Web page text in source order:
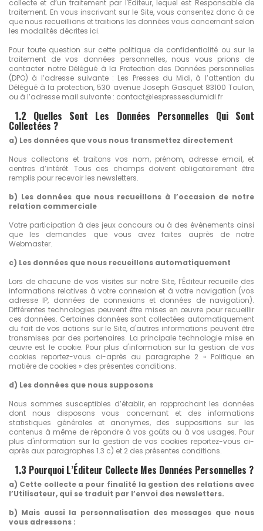
collecte et d’un traitement par l'Éditeur, lequel est Responsable de
traitement. En vous inscrivant sur le Site, vous consentez donc à ce
que nous recueillions et traitions les données vous concernant selon
les modalités décrites ici.
Pour toute question sur cette politique de confidentialité ou sur le
traitement de vos données personnelles, nous vous prions de
contacter notre Délégué à la Protection des Données personnelles
(DPO) à l’adresse suivante : Les Presses du Midi, à l’attention du
Délégué à la protection, 530 avenue Joseph Gasquet 83100 Toulon,
ou à l’adresse mail suivante : contact@lespressesdumidi.fr
1.2 Quelles Sont Les Données Personnelles Qui Sont
Collectées ?
a) Les données que vous nous transmettez directement
Nous collectons et traitons vos nom, prénom, adresse email, et
centres d’intérêt. Tous ces champs doivent obligatoirement être
remplis pour recevoir les newsletters.
b) Les données que nous recueillons à l’occasion de notre
relation commerciale
Votre participation à des jeux concours ou à des événements ainsi
que les demandes que vous avez faites auprès de notre
Webmaster.
c) Les données que nous recueillons automatiquement
Lors de chacune de vos visites sur notre Site, l’Éditeur recueille des
informations relatives à votre connexion et à votre navigation (vos
adresse IP, données de connexions et données de navigation).
Différentes technologies peuvent être mises en œuvre pour recueillir
ces données. Certaines données sont collectées automatiquement
du fait de vos actions sur le Site, d'autres informations peuvent être
transmises par des partenaires. La principale technologie mise en
œuvre est le cookie. Pour plus d'information sur la gestion de vos
cookies reportez-vous ci-après au paragraphe 2 « Politique en
matière de cookies » des présentes conditions.
d) Les données que nous supposons
Nous sommes susceptibles d’établir, en rapprochant les données
dont nous disposons vous concernant et des informations
statistiques générales et anonymes, des suppositions sur les
contenus à même de répondre à vos goûts ou à vos usages. Pour
plus d'information sur la gestion de vos cookies reportez-vous ci-
après aux paragraphes 1.3 c) et 2 des présentes conditions.
1.3 Pourquoi L’Éditeur Collecte Mes Données Personnelles ?
a) Cette collecte a pour finalité la gestion des relations avec
l’Utilisateur, qui se traduit par l’envoi des newsletters.
b) Mais aussi la personnalisation des messages que nous
vous adressons :